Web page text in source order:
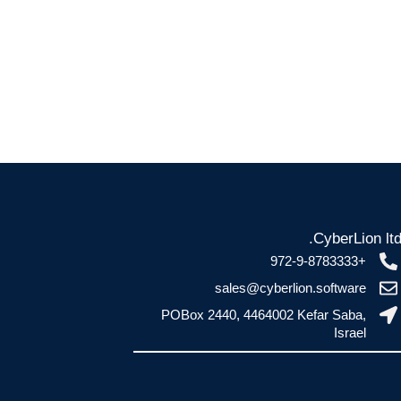
CyberLion ltd.
+972-9-8783333
sales@cyberlion.software
POBox 2440, 4464002 Kefar Saba,
Israel